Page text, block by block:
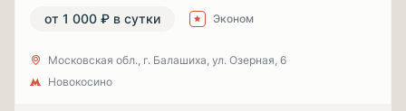
от 1 000 ₽ в сутки Эконом
Московская обл., г. Балашиха, ул. Озерная, 6
Новокосино